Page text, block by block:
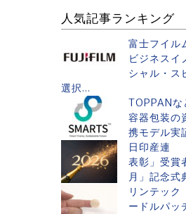
人気記事ランキング
富士フイ
ビジネスイ
シャル・ス
選択...
TOPPAN
容器包装の
携モデル
日印産連
表彰」受
月」記念式
リンテッ
ードルパ